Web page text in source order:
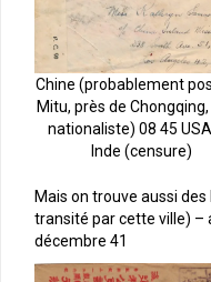
Chine (probablement
Mitu, près de
nationaliste) 08 45
Inde (censure)
Mais on trouve aussi
transité par cette ville) –
décembre 41